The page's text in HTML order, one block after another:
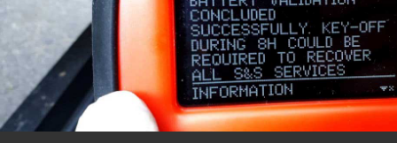
Baterii
moto
Baterii
de